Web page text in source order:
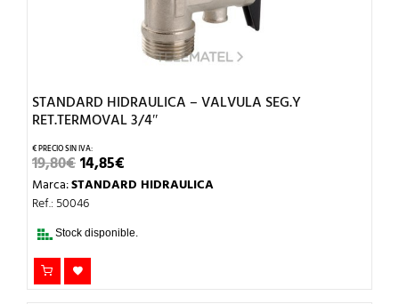
STANDARD HIDRAULICA – VALVULA SEG.Y
RET.TERMOVAL 3/4″
19,80€EL
PRECIO
ORIGINAL
ERA:
14,85€PRECIO
ACTUAL
Marca:STANDARD HIDRAULICA
Ref.: 50046
Stock disponible.